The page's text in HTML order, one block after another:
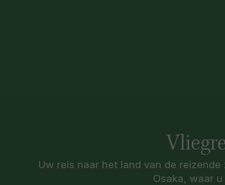
Uw reis naar het land van de
Osaka, waar